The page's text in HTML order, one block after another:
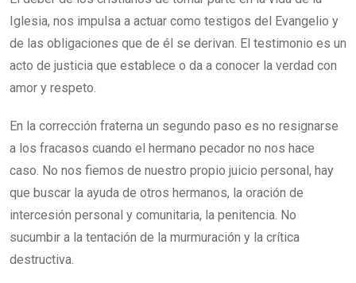
Iglesia, nos impulsa a actuar como testigos del Evangelio y
de las obligaciones que de él se derivan. El testimonio es un
acto de justicia que establece o da a conocer la verdad con
amor y respeto.
En la corrección fraterna un segundo paso es no resignarse
a los fracasos cuando el hermano pecador no nos hace
caso. No nos fiemos de nuestro propio juicio personal, hay
que buscar la ayuda de otros hermanos, la oración de
intercesión personal y comunitaria, la penitencia. No
sucumbir a la tentación de la murmuración y la crítica
destructiva.